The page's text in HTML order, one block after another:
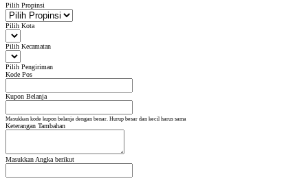
Pilih Propinsi
Pilih Kota
Pilih Kecamatan
Pilih Pengiriman
Kode Pos
Kupon Belanja
Masukkan kode kupon belanja dengan benar. Hurup besar dan kecil harus sama
Keterangan Tambahan
Masukkan Angka berikut